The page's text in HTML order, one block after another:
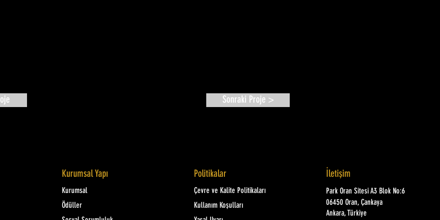
Sonraki Proje >
Kurumsal Yapı
Kurumsal
Ödüller
Politikalar
Çevre ve Kalite Politikaları
Kullanım Koşulları
İletişim
Park Oran Sitesi A3 Blok No:6
06450 Oran, Çankaya
Ankara, Türkiye